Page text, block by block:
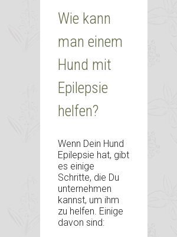
Wie kann
man einem
Hund mit
Epilepsie
helfen?
Wenn Dein Hund
Epilepsie hat, gibt
es einige
Schritte, die Du
unternehmen
kannst, um ihm
zu helfen. Einige
davon sind: